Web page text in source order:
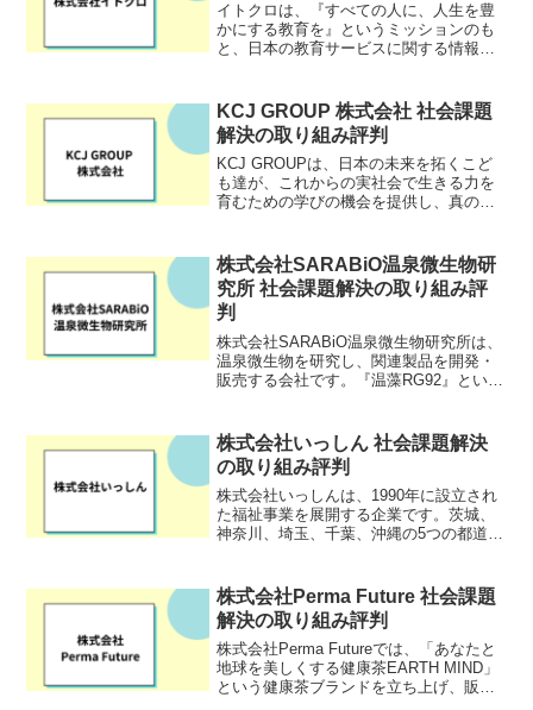
イトクロは、『すべての人に、人生を豊
かにする教育を』というミッションのも
と、日本の教育サービスに関する情報を
ることを目指して事業を展開していま
す。
KCJ GROUP 株式会社 社会課題
解決の取り組み評判
KCJ GROUPは、日本の未来を拓くこど
も達が、これからの実社会で生きる力を
育むための学びの機会を提供し、真のエ
株式会社SARABiO温泉微生物研
究所 社会課題解決の取り組み評
判
株式会社SARABiO温泉微生物研究所は、
温泉微生物を研究し、関連製品を開発・
販売する会社です。『温藻RG92』という
スタートしました。その研究は、ヘルス
ケア事業、...
株式会社いっしん 社会課題解決
の取り組み評判
株式会社いっしんは、1990年に設立され
た福祉事業を展開する企業です。茨城、
神奈川、埼玉、千葉、沖縄の5つの都道府
サービスに特化しており、地域密着型の
サービスを展開して...
株式会社Perma Future 社会課題
解決の取り組み評判
株式会社Perma Futureでは、「あなたと
地球を美しくする健康茶EARTH MIND」
という健康茶ブランドを立ち上げ、販売